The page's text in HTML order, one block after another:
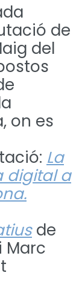
de
del
on es
La
digital a
de
Marc